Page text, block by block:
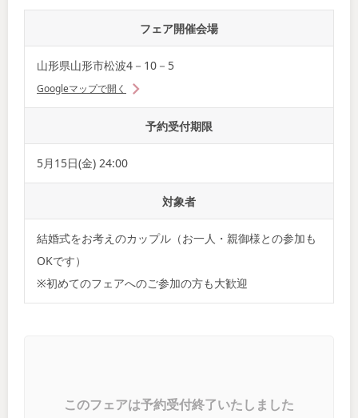
フェア開催会場
山形県山形市松波4－10－5
Googleマップで開く
予約受付期限
5月15日(金) 24:00
対象者
結婚式をお考えのカップル（お一人・親御様との参加も
OKです）
※初めてのフェアへのご参加の方も大歓迎
このフェアは予約受付終了いたしました